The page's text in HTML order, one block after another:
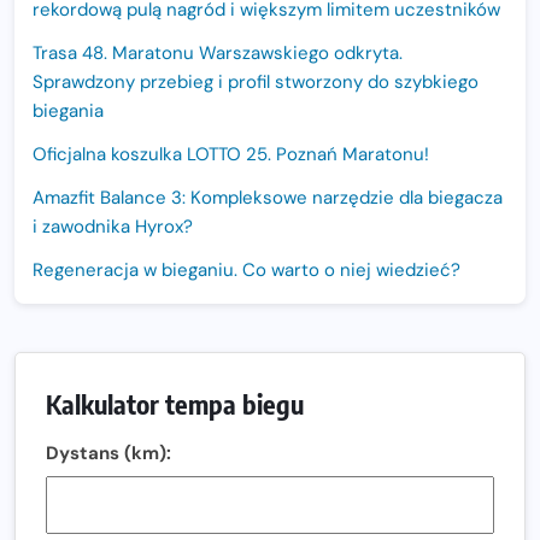
rekordową pulą nagród i większym limitem uczestników
Trasa 48. Maratonu Warszawskiego odkryta.
Sprawdzony przebieg i profil stworzony do szybkiego
biegania
Oficjalna koszulka LOTTO 25. Poznań Maratonu!
Amazfit Balance 3: Kompleksowe narzędzie dla biegacza
i zawodnika Hyrox?
Regeneracja w bieganiu. Co warto o niej wiedzieć?
Złota Seria 42 rośnie. Coraz więcej maratończyków
wybiera wyzwanie trzech największych maratonów w
Polsce
Kalkulator tempa biegu
Dystans (km):